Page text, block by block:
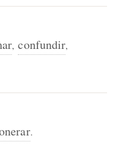
, confundir,
.